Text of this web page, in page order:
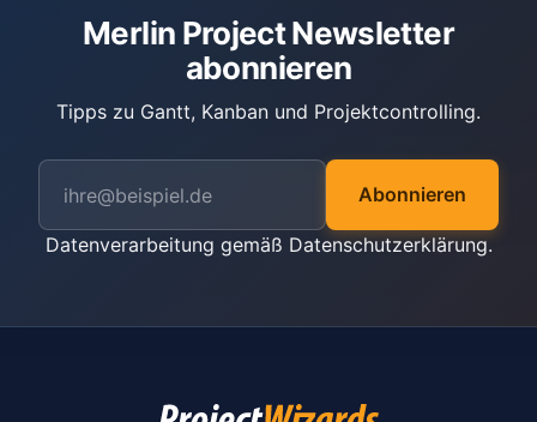
Merlin Project Newsletter
abonnieren
Tipps zu Gantt, Kanban und Projektcontrolling.
Abonnieren
Datenverarbeitung gemäß Datenschutzerklärung.